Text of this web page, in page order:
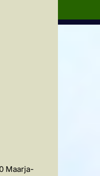
Maarja-